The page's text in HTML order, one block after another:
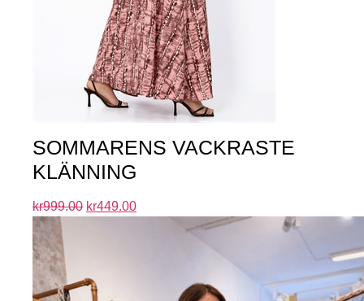
SOMMARENS VACKRASTE
KLÄNNING
kr999.00 kr449.00